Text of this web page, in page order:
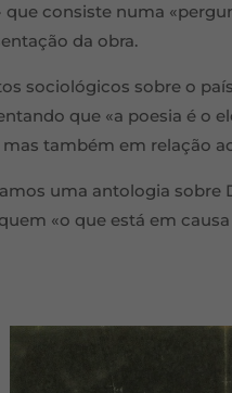
consiste numa
da obra.
sociológicos sobre o
que «a poesia é o
também em relação
uma antologia sobre
«o que está em